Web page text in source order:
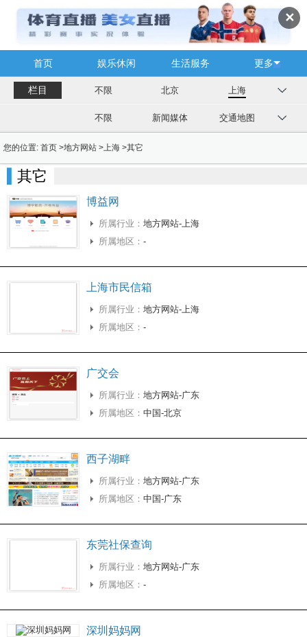
✕
首页 娱乐休闲 生活服务 更多
栏目 不限 北京 上海
不限 新闻媒体 交通地图
您的位置: 首页 >地方网站 > 上海 >其它
其它
博益网
所属行业： 地方网站-上海
所属地区： -
上海市民信箱
所属行业： 地方网站-上海
所属地区： -
广交会
所属行业： 地方网站-广东
所属地区： 中国-北京
西子湖畔
所属行业： 地方网站-广东
所属地区： 中国-广东
东莞社保查询
所属行业： 地方网站-广东
所属地区： -
深圳妈妈网